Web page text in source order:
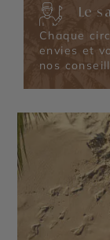
Le
Chaque
envies et
nos